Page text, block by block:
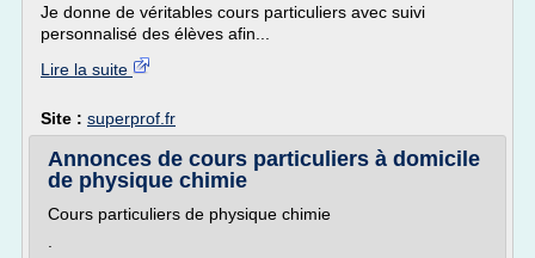
Je donne de véritables cours particuliers avec suivi
personnalisé des élèves afin...
Lire la suite
Site : superprof.fr
Annonces de cours particuliers à domicile
de physique chimie
Cours particuliers de physique chimie